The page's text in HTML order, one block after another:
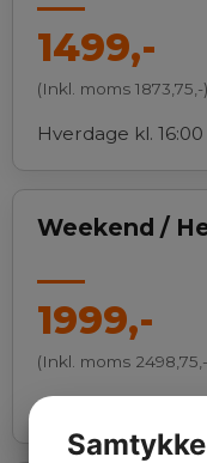
1499,-
(Inkl. moms 1873,75,-)
Hverdage kl.
Weekend /
1999,-
(Inkl. moms
Døgnvagt i